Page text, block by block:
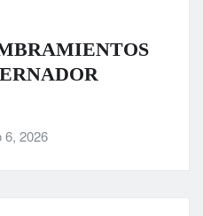
6, 2026